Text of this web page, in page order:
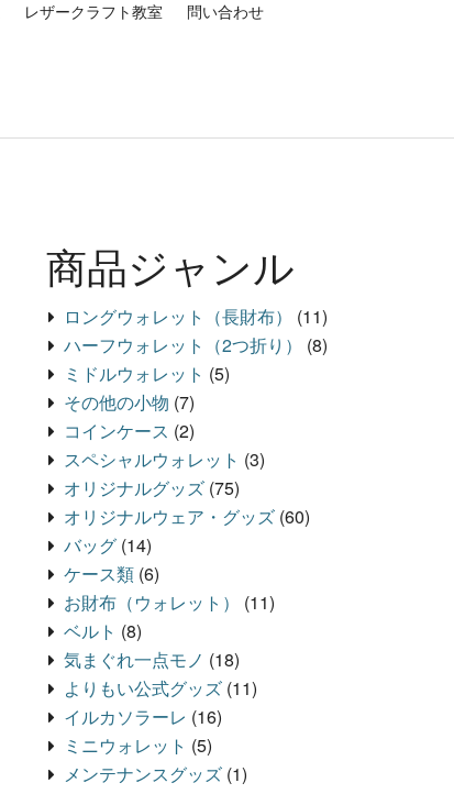
レザークラフト教室 問い合わせ
商品ジャンル
ロングウォレット（長財布）
(11)
ハーフウォレット（2つ折り）
(8)
ミドルウォレット (5)
その他の小物 (7)
コインケース (2)
スペシャルウォレット (3)
オリジナルグッズ (75)
オリジナルウェア・グッズ (60)
バッグ (14)
ケース類 (6)
お財布（ウォレット）
(11)
ベルト (8)
気まぐれ一点モノ (18)
よりもい公式グッズ (11)
イルカソラーレ (16)
ミニウォレット (5)
メンテナンスグッズ (1)